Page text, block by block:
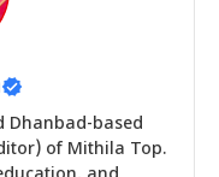
Dhanbad-based
of Mithila Top.